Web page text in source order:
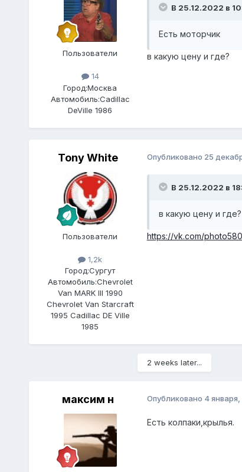
Пользователи
14
Город:Москва
Автомобиль:Cadillac
DeVille 1986
В 25.12.2022 в
Есть моторчик
в какую цену и где?
Tony White
Пользователи
1,2k
Город:Сургут
Автомобиль:Chevrolet
Van MARK III 1990
Chevrolet Van Starcraft
1995 Cadillac DE Ville
1985
Опубликовано 25
В 25.12.2022 в
в какую цену и где?
https://vk.com/
2 weeks later...
максим н Опубликовано 4
Есть колпаки,крылья.